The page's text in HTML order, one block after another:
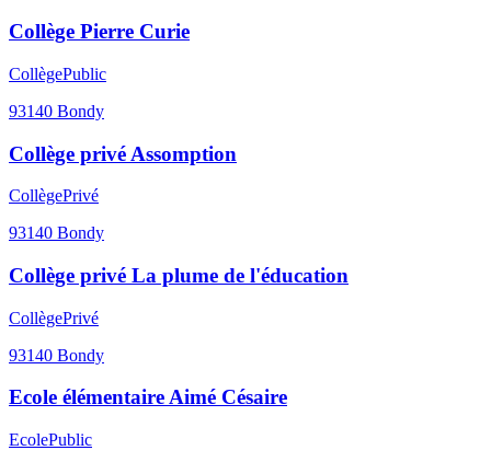
Collège Pierre Curie
CollègePublic
93140 Bondy
Collège privé Assomption
CollègePrivé
93140 Bondy
Collège privé La plume de l'éducation
CollègePrivé
93140 Bondy
Ecole élémentaire Aimé Césaire
EcolePublic